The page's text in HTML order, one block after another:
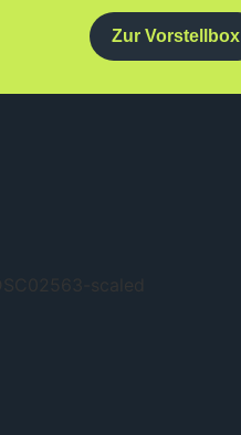
Zur Vorstellbox